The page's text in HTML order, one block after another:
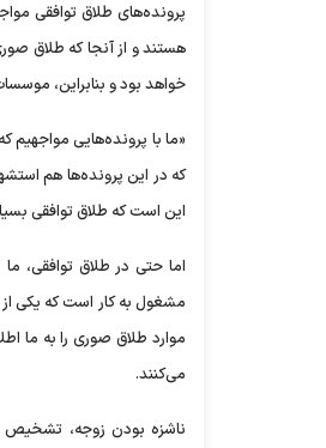
پرونده‌های طلاق توافقی
هستند و از آنجا که طلاق
خواهد بود و بنابراین،
«ما با پرونده‌هایی
این است که طلاق توافقی
اما حتی در طلاق توافقی،
مشغول به کار است که یکی
موارد طلاق صوری را به ما
می‌کنند.
ناشزه بودن زوجه، تشخیص